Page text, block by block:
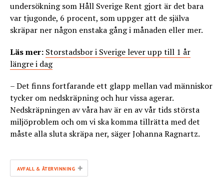
undersökning som Håll Sverige Rent gjort är det bara
var tjugonde, 6 procent, som uppger att de själva
skräpar ner någon enstaka gång i månaden eller mer.
Läs mer: Storstadsbor i Sverige lever upp till 1 år
längre i dag
– Det finns fortfarande ett glapp mellan vad människor
tycker om nedskräpning och hur vissa agerar.
Nedskräpningen av våra hav är en av vår tids största
miljöproblem och om vi ska komma tillrätta med det
måste alla sluta skräpa ner, säger Johanna Ragnartz.
AVFALL & ÅTERVINNING +